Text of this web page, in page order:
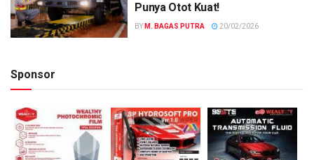
Punya Otot Kuat!
BY M. BAGAS PUTRA 20/02/2026
Sponsor